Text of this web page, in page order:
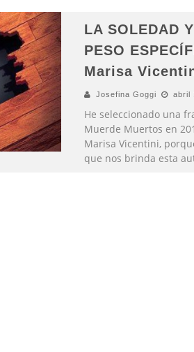
LA SOLEDAD
PESO
Marisa
Josefina Goggi abril
He seleccionado una
Muerde Muertos en
Marisa Vicentini,
que nos brinda esta